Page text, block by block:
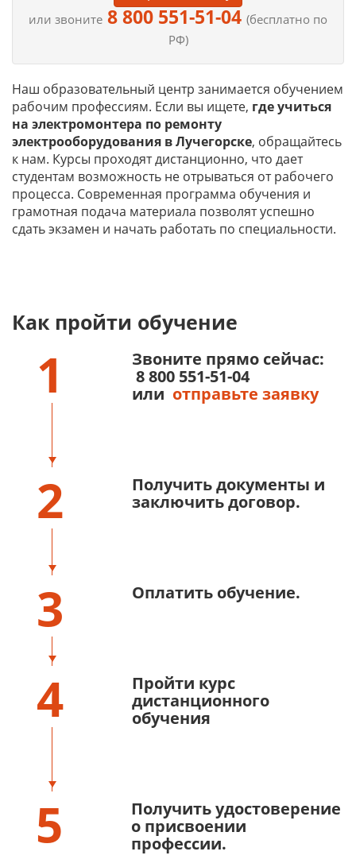
или звоните 8 800 551-51-04 (бесплатно по
РФ)
Наш образовательный центр занимается обучением
рабочим профессиям. Если вы ищете, где учиться
на электромонтера по ремонту
электрооборудования в Лучегорске, обращайтесь
к нам. Курсы проходят дистанционно, что дает
студентам возможность не отрываться от рабочего
процесса. Современная программа обучения и
грамотная подача материала позволят успешно
сдать экзамен и начать работать по специальности.
Как пройти обучение
1
Звоните прямо сейчас:
8 800 551-51-04
или отправьте заявку
2
Получить документы и
заключить договор.
3 Оплатить обучение.
4
Пройти курс
дистанционного
обучения
5
Получить удостоверение
о присвоении
профессии.